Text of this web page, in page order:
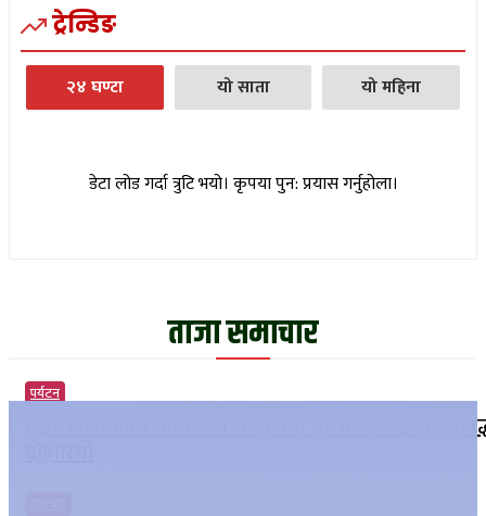
ट्रेन्डिङ
२४ घण्टा यो साता यो महिना
डेटा लोड गर्दा त्रुटि भयो। कृपया पुन: प्रयास गर्नुहोला।
ताजा समाचार
पर्यटन
वृक्षारोपणमार्फत वातावरण संरक्षणमा भुर्गभ सिमेन्टको